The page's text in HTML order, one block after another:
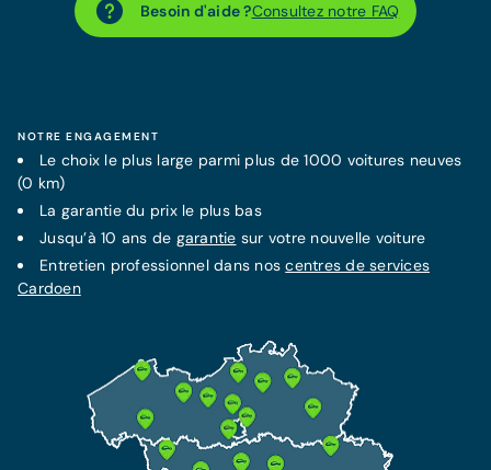
Besoin d'aide ?Consultez notre FAQ
NOTRE ENGAGEMENT
Le choix le plus large parmi plus de 1000 voitures neuves
(0 km)
La garantiedu prix le plus bas
Jusqu’à 10 ans de garantie sur votre nouvelle voiture
Entretien professionnel dans noscentres de services
Cardoen